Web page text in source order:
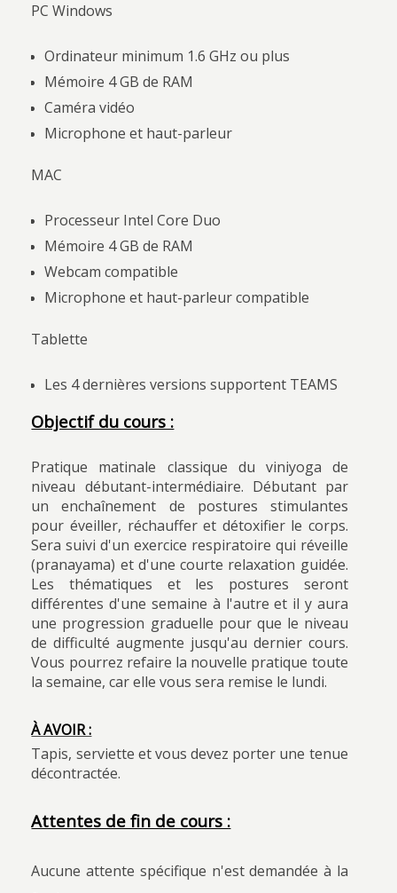
PC Windows
Ordinateur minimum 1.6 GHz ou plus
Mémoire 4 GB de RAM
Caméra vidéo
Microphone et haut-parleur
MAC
Processeur Intel Core Duo
Mémoire 4 GB de RAM
Webcam compatible
Microphone et haut-parleur compatible
Tablette
Les 4 dernières versions supportent TEAMS
Objectif du cours :
Pratique matinale classique du viniyoga de
niveau débutant-intermédiaire. Débutant par
un enchaînement de postures stimulantes
pour éveiller, réchauffer et détoxifier le corps.
Sera suivi d'un exercice respiratoire qui réveille
(pranayama) et d'une courte relaxation guidée.
Les thématiques et les postures seront
différentes d'une semaine à l'autre et il y aura
une progression graduelle pour que le niveau
de difficulté augmente jusqu'au dernier cours.
Vous pourrez refaire la nouvelle pratique toute
la semaine, car elle vous sera remise le lundi.
À AVOIR :
Tapis, serviette et vous devez porter une tenue
décontractée.
Attentes de fin de cours :
Aucune attente spécifique n'est demandée à la